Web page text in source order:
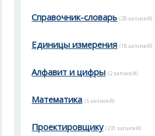
Справочник-словарь (28 записей)
Единицы измерения (18 записей)
Алфавит и цифры (2 записей)
Математика (5 записей)
Проектировщику (231 записей)